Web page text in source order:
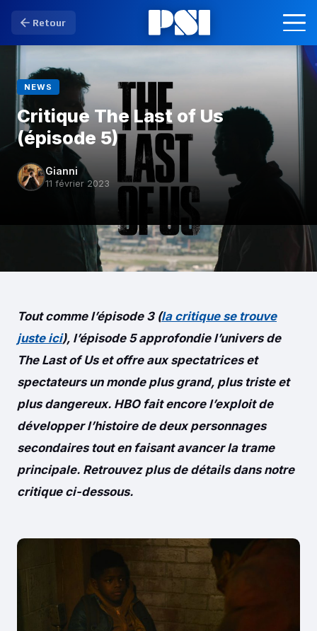
Retour
NEWS
Critique The Last of Us
(épisode 5)
Gianni
11 février 2023
Tout comme l’épisode 3 (la critique se trouve
juste ici), l’épisode 5 approfondie l’univers de
The Last of Us et offre aux spectatrices et
spectateurs un monde plus grand, plus triste et
plus dangereux. HBO fait encore l’exploit de
développer l’histoire de deux personnages
secondaires tout en faisant avancer la trame
principale. Retrouvez plus de détails dans notre
critique ci-dessous.